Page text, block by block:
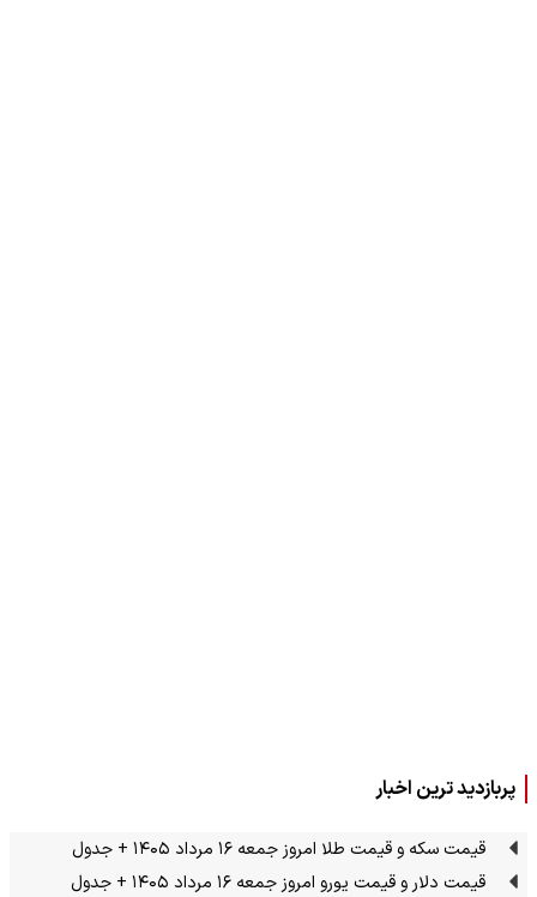
پربازدید ترین اخبار
قیمت سکه و قیمت طلا امروز جمعه ۱۶ مرداد ۱۴۰۵ + جدول
قیمت دلار و قیمت یورو امروز جمعه ۱۶ مرداد ۱۴۰۵ + جدول